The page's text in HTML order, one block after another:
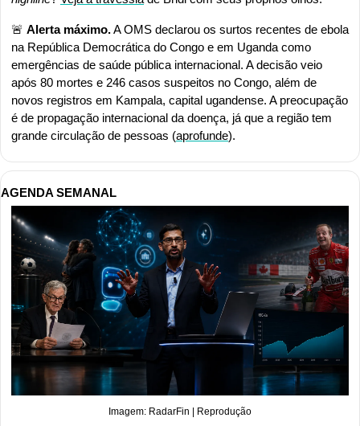
🚨 Alerta máximo. A OMS declarou os surtos recentes de ebola
na República Democrática do Congo e em Uganda como
emergências de saúde pública internacional. A decisão veio
após 80 mortes e 246 casos suspeitos no Congo, além de
novos registros em Kampala, capital ugandense. A preocupação
é de propagação internacional da doença, já que a região tem
grande circulação de pessoas (aprofunde).
AGENDA SEMANAL
Imagem: RadarFin | Reprodução